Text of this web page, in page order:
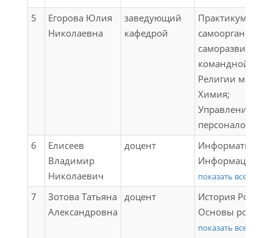
моделирование
среде конечно-
элементного
анализа;
Цифровые
технологии в
деятельности
пути;
Диагностика
состояния
пути;
Выполнение и
защита
работы
5
Егорова Юлия
Николаевна
заведующий
кафедрой
Практикум по
саморазвитию и
командной
Религии мира;
Химия;
Управление
персоналом
6
Елисеев
Владимир
Николаевич
доцент
Информатика;
технологии на
транспорте;
Инженерная
геодезия и
показать все
7
Зотова Татьяна
Александровна
доцент
История России;
Основы
показать все